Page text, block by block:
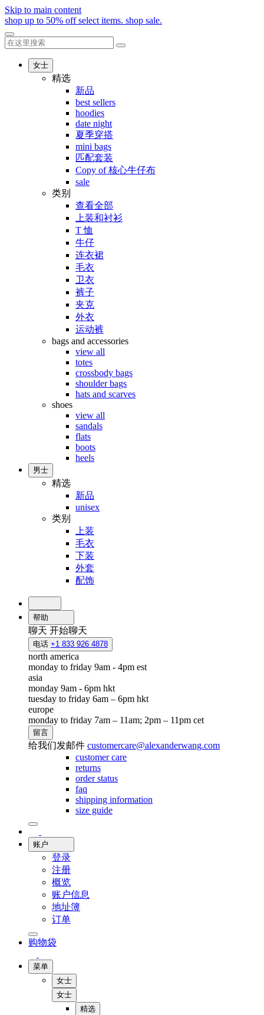
Skip to main content
shop up to 50% off select items. shop sale.
女士
精选
新品
best sellers
hoodies
date night
夏季穿搭
mini bags
匹配套装
Copy of 核心牛仔布
sale
类别
查看全部
上装和衬衫
T 恤
牛仔
连衣裙
毛衣
卫衣
裤子
夹克
外衣
运动裤
bags and accessories
view all
totes
crossbody bags
shoulder bags
hats and scarves
shoes
view all
sandals
flats
boots
heels
男士
精选
新品
unisex
类别
上装
毛衣
下装
外套
配饰
帮助
聊天 开始聊天
电话 +1 833 926 4878
north america
monday to friday 9am - 4pm est
asia
monday 9am - 6pm hkt
tuesday to friday 6am – 6pm hkt
europe
monday to friday 7am – 11am; 2pm – 11pm cet
留言
给我们发邮件 customercare@alexanderwang.com
customer care
returns
order status
faq
shipping information
size guide
账户
登录
注册
概览
账户信息
地址簿
订单
购物袋
菜单
女士
女士
精选